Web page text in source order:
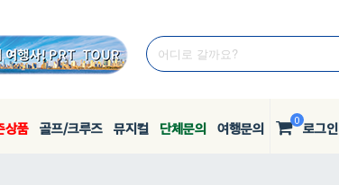
상품 골프/크루즈 뮤지컬 단체문의 여행문의 0 로그인